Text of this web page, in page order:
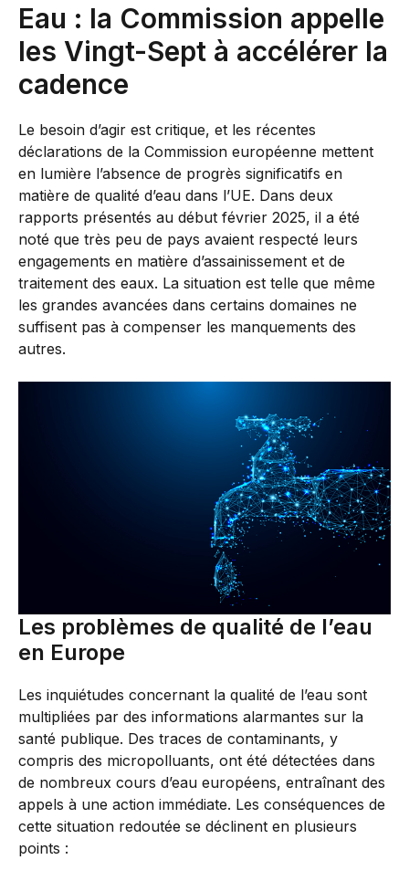
Eau : la Commission appelle
les Vingt-Sept à accélérer la
cadence
Le besoin d’agir est critique, et les récentes
déclarations de la Commission européenne mettent
en lumière l’absence de progrès significatifs en
matière de qualité d’eau dans l’UE. Dans deux
rapports présentés au début février 2025, il a été
noté que très peu de pays avaient respecté leurs
engagements en matière d’assainissement et de
traitement des eaux. La situation est telle que même
les grandes avancées dans certains domaines ne
suffisent pas à compenser les manquements des
autres.
Les problèmes de qualité de l’eau
en Europe
Les inquiétudes concernant la qualité de l’eau sont
multipliées par des informations alarmantes sur la
santé publique. Des traces de contaminants, y
compris des micropolluants, ont été détectées dans
de nombreux cours d’eau européens, entraînant des
appels à une action immédiate. Les conséquences de
cette situation redoutée se déclinent en plusieurs
points :